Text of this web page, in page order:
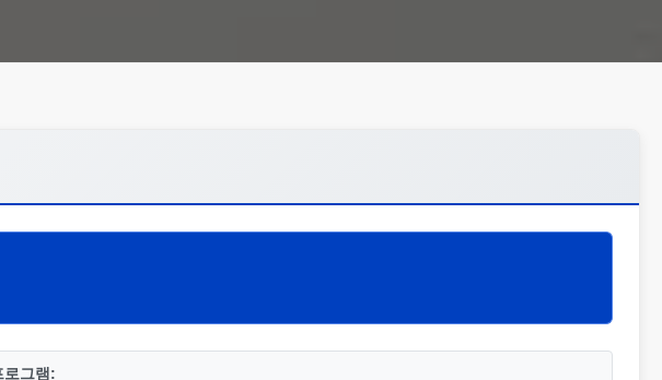
로그램: